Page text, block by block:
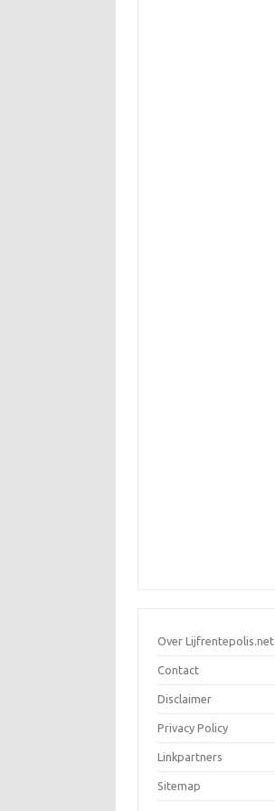
Over Lijfrentepolis.net
Contact
Disclaimer
Privacy Policy
Linkpartners
Sitemap